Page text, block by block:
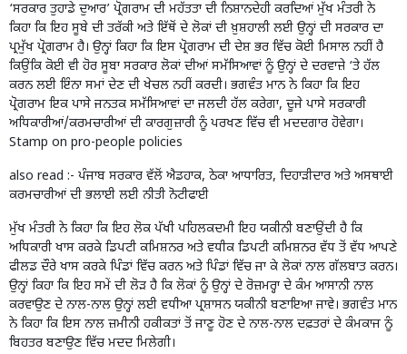
‘ਸਰਕਾਰ ਤੁਹਾਡੇ ਦੁਆਰ’ ਪ੍ਰੋਗਰਾਮ ਦੀ ਮਹੱਤਤਾ ਦੀ ਨਿਸ਼ਾਨਦੇਹੀ ਕਰਦਿਆਂ ਮੁੱਖ ਮੰਤਰੀ ਨੇ
ਕਿਹਾ ਕਿ ਇਹ ਸੂਬੇ ਦੀ ਤਰੱਕੀ ਅਤੇ ਇੱਥੋਂ ਦੇ ਲੋਕਾਂ ਦੀ ਖ਼ੁਸ਼ਹਾਲੀ ਲਈ ਉਨ੍ਹਾਂ ਦੀ ਸਰਕਾਰ ਦਾ
ਪ੍ਰਮੁੱਖ ਪ੍ਰੋਗਰਾਮ ਹੈ। ਉਨ੍ਹਾਂ ਕਿਹਾ ਕਿ ਇਸ ਪ੍ਰੋਗਰਾਮ ਦੀ ਦੇਸ਼ ਭਰ ਵਿੱਚ ਕੋਈ ਮਿਸਾਲ ਨਹੀਂ ਹੈ
ਕਿਉਂਕਿ ਕੋਈ ਵੀ ਹੋਰ ਸੂਬਾ ਸਰਕਾਰ ਲੋਕਾਂ ਦੀਆਂ ਸਮੱਸਿਆਵਾਂ ਨੂੰ ਉਨ੍ਹਾਂ ਦੇ ਦਰਵਾਜ਼ੇ ‘ਤੇ ਹੱਲ
ਕਰਨ ਲਈ ਇੰਨਾ ਸਮਾਂ ਦੇਣ ਦੀ ਖੇਚਲ ਨਹੀਂ ਕਰਦੀ। ਭਗਵੰਤ ਮਾਨ ਨੇ ਕਿਹਾ ਕਿ ਇਹ
ਪ੍ਰੋਗਰਾਮ ਇਕ ਪਾਸੇ ਜਨਤਕ ਸਮੱਸਿਆਵਾਂ ਦਾ ਜਲਦੀ ਹੱਲ ਕਰੇਗਾ, ਦੂਜੇ ਪਾਸੇ ਸਰਕਾਰੀ
ਅਧਿਕਾਰੀਆਂ/ਕਰਮਚਾਰੀਆਂ ਦੀ ਕਾਰਗੁਜ਼ਾਰੀ ਨੂੰ ਪਰਖਣ ਵਿੱਚ ਵੀ ਮਦਦਗਾਰ ਹੋਵੇਗਾ।
Stamp on pro-people policies
also read :- ਪੰਜਾਬ ਸਰਕਾਰ ਵੱਲੋਂ ਐਡਹਾਕ, ਠੇਕਾ ਆਧਾਰਿਤ, ਦਿਹਾੜੀਦਾਰ ਅਤੇ ਅਸਥਾਈ
ਕਰਮਚਾਰੀਆਂ ਦੀ ਭਲਾਈ ਲਈ ਨੀਤੀ ਨੋਟੀਫਾਈ
ਮੁੱਖ ਮੰਤਰੀ ਨੇ ਕਿਹਾ ਕਿ ਇਹ ਲੋਕ ਪੱਖੀ ਪਹਿਲਕਦਮੀ ਇਹ ਯਕੀਨੀ ਬਣਾਉਂਦੀ ਹੈ ਕਿ
ਅਧਿਕਾਰੀ ਖਾਸ ਕਰਕੇ ਡਿਪਟੀ ਕਮਿਸ਼ਨਰ ਅਤੇ ਵਧੀਕ ਡਿਪਟੀ ਕਮਿਸ਼ਨਰ ਵੱਧ ਤੋਂ ਵੱਧ ਆਪਣੇ
ਫੀਲਡ ਦੌਰੇ ਖਾਸ ਕਰਕੇ ਪਿੰਡਾਂ ਵਿੱਚ ਕਰਨ ਅਤੇ ਪਿੰਡਾਂ ਵਿੱਚ ਜਾ ਕੇ ਲੋਕਾਂ ਨਾਲ ਗੱਲਬਾਤ ਕਰਨ।
ਉਨ੍ਹਾਂ ਕਿਹਾ ਕਿ ਇਹ ਸਮੇਂ ਦੀ ਲੋੜ ਹੈ ਕਿ ਲੋਕਾਂ ਨੂੰ ਉਨ੍ਹਾਂ ਦੇ ਰੋਜ਼ਮਰ੍ਹਾ ਦੇ ਕੰਮ ਆਸਾਨੀ ਨਾਲ
ਕਰਵਾਉਣ ਦੇ ਨਾਲ-ਨਾਲ ਉਨ੍ਹਾਂ ਲਈ ਵਧੀਆ ਪ੍ਰਸ਼ਾਸਨ ਯਕੀਨੀ ਬਣਾਇਆ ਜਾਵੇ। ਭਗਵੰਤ ਮਾਨ
ਨੇ ਕਿਹਾ ਕਿ ਇਸ ਨਾਲ ਜ਼ਮੀਨੀ ਹਕੀਕਤਾਂ ਤੋਂ ਜਾਣੂ ਹੋਣ ਦੇ ਨਾਲ-ਨਾਲ ਦਫ਼ਤਰਾਂ ਦੇ ਕੰਮਕਾਜ ਨੂੰ
ਬਿਹਤਰ ਬਣਾਉਣ ਵਿੱਚ ਮਦਦ ਮਿਲੇਗੀ।